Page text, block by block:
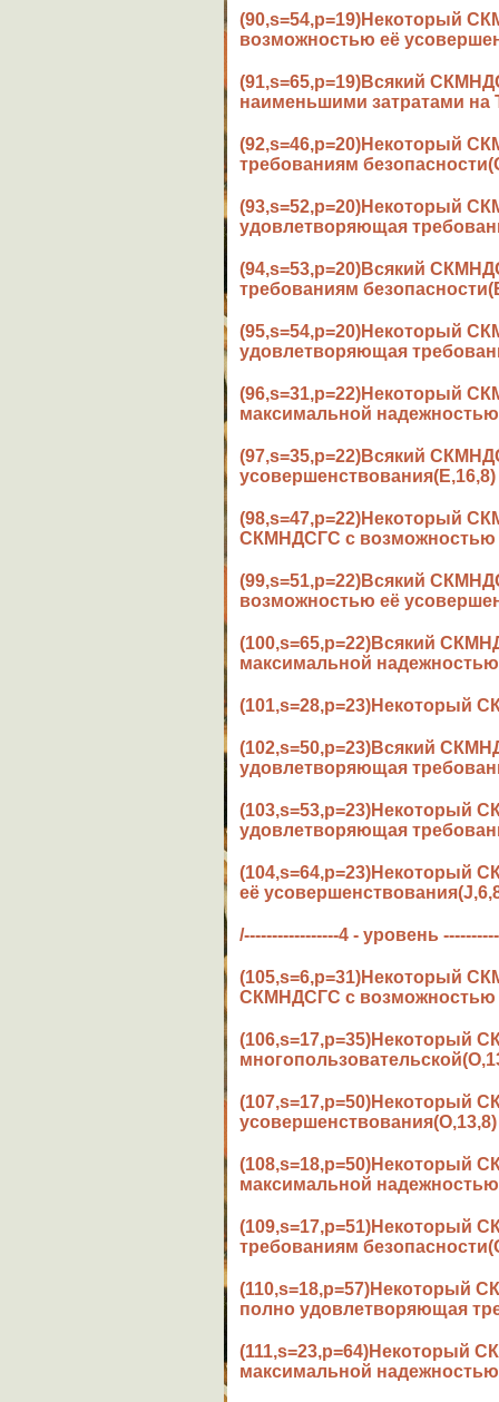
(90,s=54,p=19)Некоторый
возможностью её
(91,s=65,p=19)Всякий
наименьшими затратами на
(92,s=46,p=20)Некоторый
требованиям
(93,s=52,p=20)Некоторый
удовлетворяющая
(94,s=53,p=20)Всякий
требованиям
(95,s=54,p=20)Некоторый
удовлетворяющая
(96,s=31,p=22)Некоторый
максимальной
(97,s=35,p=22)Всякий
усовершенствования(E,16,8)
(98,s=47,p=22)Некоторый
СКМНДСГС с возможностью
(99,s=51,p=22)Всякий
возможностью её
(100,s=65,p=22)Всякий
максимальной
(101,s=28,p=23)Некоторый
(102,s=50,p=23)Всякий
удовлетворяющая
(103,s=53,p=23)Некоторый
удовлетворяющая
(104,s=64,p=23)Некоторый
её
/-----------------4 - уровень
(105,s=6,p=31)Некоторый
СКМНДСГС с возможностью
(106,s=17,p=35)Некоторый
(107,s=17,p=50)Некоторый
усовершенствования(O,13,8)
(108,s=18,p=50)Некоторый
максимальной
(109,s=17,p=51)Некоторый
требованиям
(110,s=18,p=57)Некоторый
полно удовлетворяющая
(111,s=23,p=64)Некоторый
максимальной